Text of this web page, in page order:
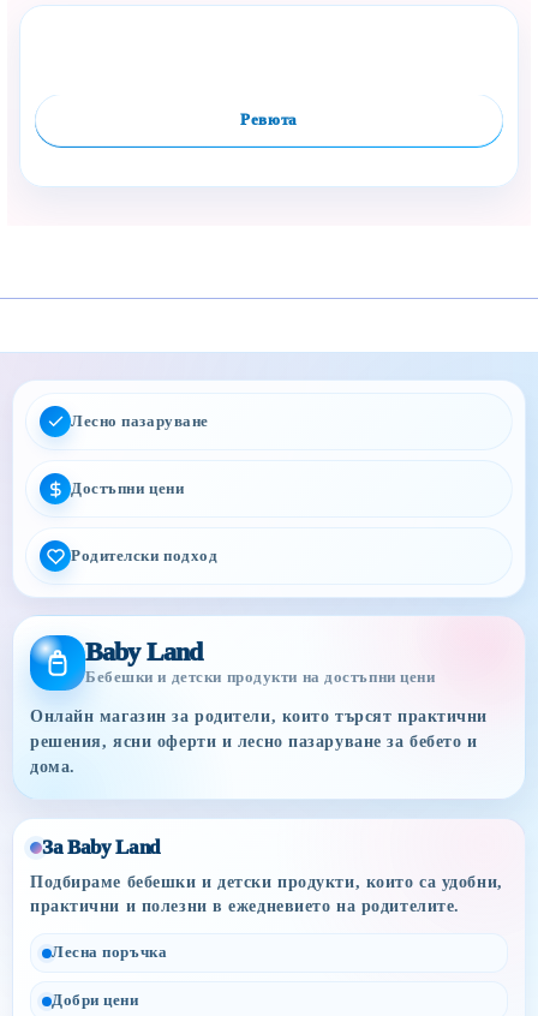
Ревюта
Лесно пазаруване
Достъпни цени
Родителски подход
Baby Land
Бебешки и детски продукти на достъпни цени
Онлайн магазин за родители, които търсят практични
решения, ясни оферти и лесно пазаруване за бебето и
дома.
За Baby Land
Подбираме бебешки и детски продукти, които са удобни,
практични и полезни в ежедневието на родителите.
Лесна поръчка
Добри цени